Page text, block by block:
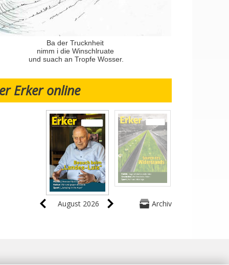
Ba der Trucknheit
nimm i die Winschlruate
und suach an Tropfe Wosser.
Erker online
August 2026 Archiv